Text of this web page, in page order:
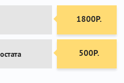
1800Р.
500Р.